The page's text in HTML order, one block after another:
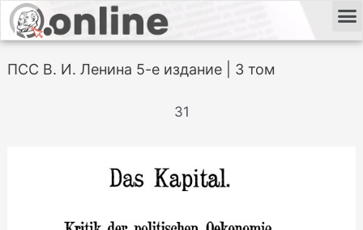
ПСС В. И. Ленина 5-е издание | 3 том
31